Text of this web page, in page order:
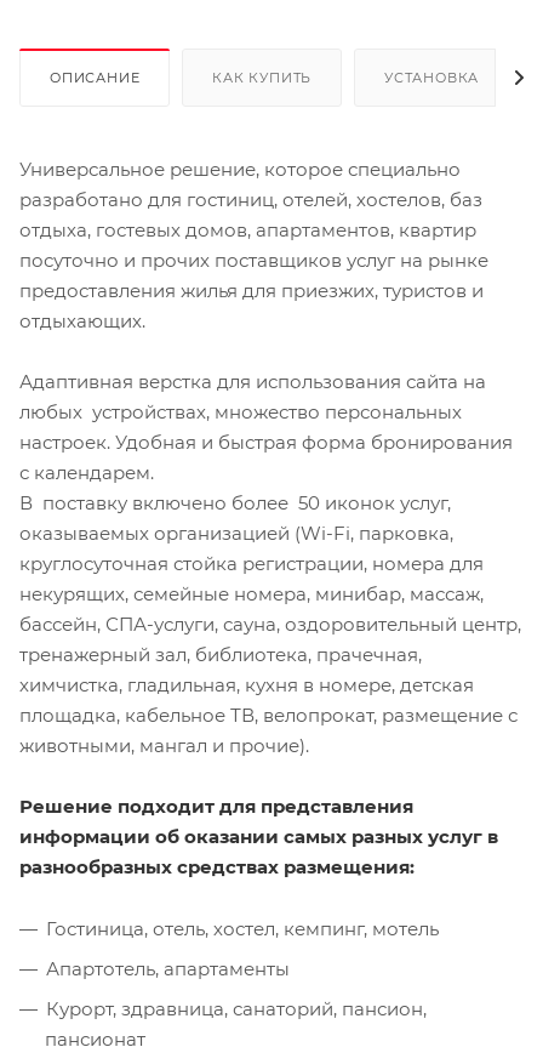
ОПИСАНИЕ КАК КУПИТЬ УСТАНОВКА
Универсальное решение, которое специально
разработано для гостиниц, отелей, хостелов, баз
отдыха, гостевых домов, апартаментов, квартир
посуточно и прочих поставщиков услуг на рынке
предоставления жилья для приезжих, туристов и
отдыхающих.
Адаптивная верстка для использования сайта на
любых устройствах, множество персональных
настроек. Удобная и быстрая форма бронирования
с календарем.
В поставку включено более 50 иконок услуг,
оказываемых организацией (Wi-Fi, парковка,
круглосуточная стойка регистрации, номера для
некурящих, семейные номера, минибар, массаж,
бассейн, СПА-услуги, сауна, оздоровительный центр,
тренажерный зал, библиотека, прачечная,
химчистка, гладильная, кухня в номере, детская
площадка, кабельное ТВ, велопрокат, размещение с
животными, мангал и прочие).
Решение подходит для представления
информации об оказании самых разных услуг в
разнообразных средствах размещения:
Гостиница, отель, хостел, кемпинг, мотель
Апартотель, апартаменты
Курорт, здравница, санаторий, пансион,
пансионат